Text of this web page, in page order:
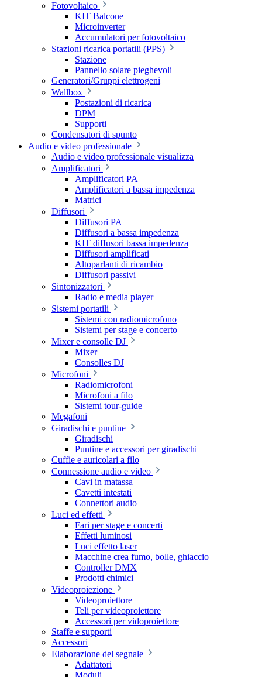
Fotovoltaico
KIT Balcone
Microinverter
Accumulatori per fotovoltaico
Stazioni ricarica portatili (PPS)
Stazione
Pannello solare pieghevoli
Generatori/Gruppi elettrogeni
Wallbox
Postazioni di ricarica
DPM
Supporti
Condensatori di spunto
Audio e video professionale
Audio e video professionale visualizza
Amplificatori
Amplificatori PA
Amplificatori a bassa impedenza
Matrici
Diffusori
Diffusori PA
Diffusori a bassa impedenza
KIT diffusori bassa impedenza
Diffusori amplificati
Altoparlanti di ricambio
Diffusori passivi
Sintonizzatori
Radio e media player
Sistemi portatili
Sistemi con radiomicrofono
Sistemi per stage e concerto
Mixer e consolle DJ
Mixer
Consolles DJ
Microfoni
Radiomicrofoni
Microfoni a filo
Sistemi tour-guide
Megafoni
Giradischi e puntine
Giradischi
Puntine e accessori per giradischi
Cuffie e auricolari a filo
Connessione audio e video
Cavi in matassa
Cavetti intestati
Connettori audio
Luci ed effetti
Fari per stage e concerti
Effetti luminosi
Luci effetto laser
Macchine crea fumo, bolle, ghiaccio
Controller DMX
Prodotti chimici
Videoproiezione
Videoproiettore
Teli per videoproiettore
Accessori per vidoproiettore
Staffe e supporti
Accessori
Elaborazione del segnale
Adattatori
Moduli